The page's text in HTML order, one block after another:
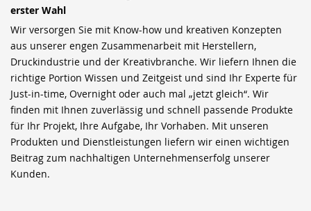
erster Wahl
Wir versorgen Sie mit Know-how und kreativen Konzepten
aus unserer engen Zusammenarbeit mit Herstellern,
Druckindustrie und der Kreativbranche. Wir liefern Ihnen die
richtige Portion Wissen und Zeitgeist und sind Ihr Experte für
Just-in-time, Overnight oder auch mal „jetzt gleich“. Wir
finden mit Ihnen zuverlässig und schnell passende Produkte
für Ihr Projekt, Ihre Aufgabe, Ihr Vorhaben. Mit unseren
Produkten und Dienstleistungen liefern wir einen wichtigen
Beitrag zum nachhaltigen Unternehmenserfolg unserer
Kunden.